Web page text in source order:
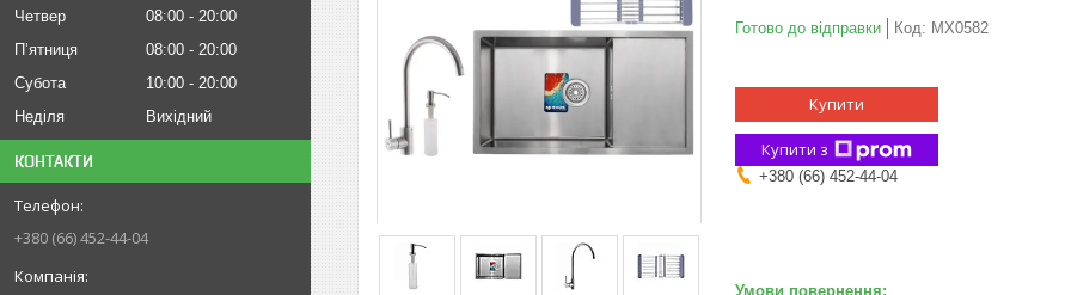
Четвер
08:00
20:00
Пʼятниця
08:00
20:00
Субота
10:00
20:00
Неділя
Вихідний
КОНТАКТИ
+380 (66) 452-44-04
Готово до відправки Код: MX0582
Купити
Купити з
+380 (66) 452-44-04